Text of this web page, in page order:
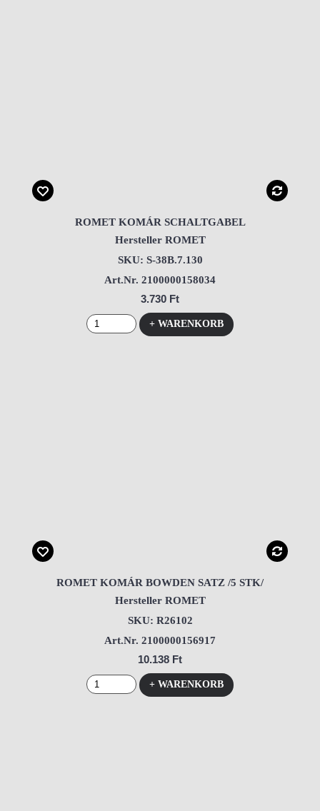
ROMET KOMÁR SCHALTGABEL
Hersteller ROMET
SKU: S-38B.7.130
Art.Nr. 2100000158034
3.730 Ft
+ WARENKORB
ROMET KOMÁR BOWDEN SATZ /5 STK/
Hersteller ROMET
SKU: R26102
Art.Nr. 2100000156917
10.138 Ft
+ WARENKORB